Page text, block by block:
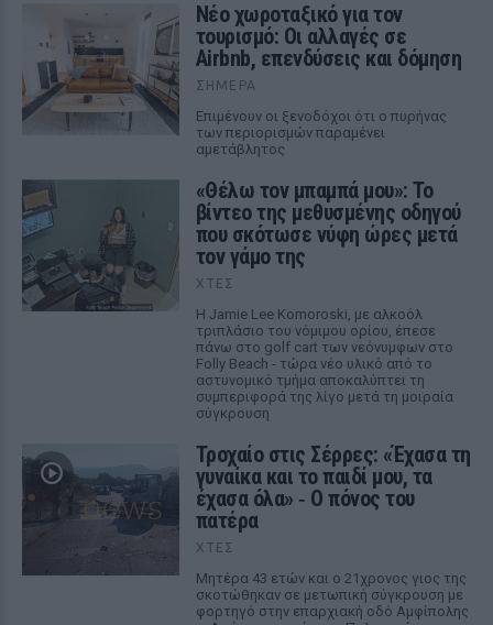
Νέο χωροταξικό για τον
τουρισμό: Οι αλλαγές σε
Airbnb, επενδύσεις και δόμηση
ΣΉΜΕΡΑ
Επιμένουν οι ξενοδόχοι ότι ο πυρήνας
των περιορισμών παραμένει
αμετάβλητος
«Θέλω τον μπαμπά μου»: Το
βίντεο της μεθυσμένης οδηγού
που σκότωσε νύφη ώρες μετά
τον γάμο της
ΧΤΕΣ
Η Jamie Lee Komoroski, με αλκοόλ
τριπλάσιο του νόμιμου ορίου, έπεσε
πάνω στο golf cart των νεόνυμφων στο
Folly Beach - τώρα νέο υλικό από το
αστυνομικό τμήμα αποκαλύπτει τη
συμπεριφορά της λίγο μετά τη μοιραία
σύγκρουση
Τροχαίο στις Σέρρες: «Έχασα τη
γυναίκα και το παιδί μου, τα
έχασα όλα» ‑ Ο πόνος του
πατέρα
ΧΤΕΣ
Μητέρα 43 ετών και ο 21χρονος γιος της
σκοτώθηκαν σε μετωπική σύγκρουση με
φορτηγό στην επαρχιακή οδό Αμφίπολης